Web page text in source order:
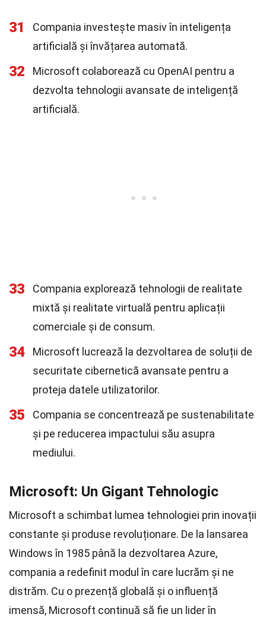
31
Compania investește masiv în inteligența
artificială și învățarea automată.
32
Microsoft colaborează cu OpenAI pentru a
dezvolta tehnologii avansate de inteligență
artificială.
33
Compania explorează tehnologii de realitate
mixtă și realitate virtuală pentru aplicații
comerciale și de consum.
34
Microsoft lucrează la dezvoltarea de soluții de
securitate cibernetică avansate pentru a
proteja datele utilizatorilor.
35
Compania se concentrează pe sustenabilitate
și pe reducerea impactului său asupra
mediului.
Microsoft: Un Gigant Tehnologic
Microsoft a schimbat lumea tehnologiei prin inovații
constante și produse revoluționare. De la lansarea
Windows în 1985 până la dezvoltarea Azure,
compania a redefinit modul în care lucrăm și ne
distrăm. Cu o prezență globală și o influență
imensă, Microsoft continuă să fie un lider în